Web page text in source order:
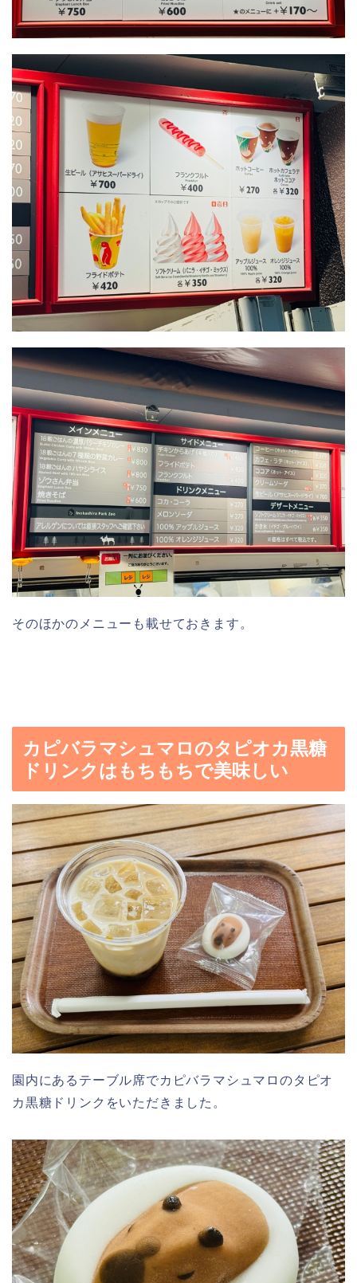
そのほかのメニューも載せておきます。
カピバラマシュマロのタピオカ黒糖
ドリンクはもちもちで美味しい
園内にあるテーブル席でカピバラマシュマロのタピオ
カ黒糖ドリンクをいただきました。